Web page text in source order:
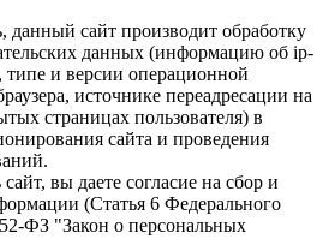
данный сайт производит обработку
данных (информацию об ip-
типе и версии операционной
источнике переадресации на
страницах пользователя) в
сайта и проведения
вы даете согласие на сбор и
(Статья 6 Федерального
ФЗ "Закон о персональных